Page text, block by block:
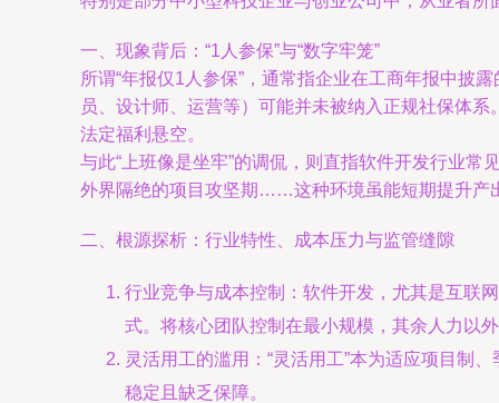
一、现象背后：“1人参保”与“数字牢笼”
所谓“年报仅1人参保”，通常指企业在工商年报中披
员、设计师、运营等）可能并未被纳入正规社保体系
法定福利悬空。
与此“上班像是坐牢”的调侃，则直指软件开发行业常
外界隔绝的项目攻坚期……这种环境虽能短期提升产
二、根源探析：行业特性、成本压力与监管缝隙
行业竞争与成本控制：软件开发，尤其是互联
式。将核心团队控制在最小规模，其余人力以
灵活用工的滥用：“灵活用工”本为适应项目制
稳定且缺乏保障。